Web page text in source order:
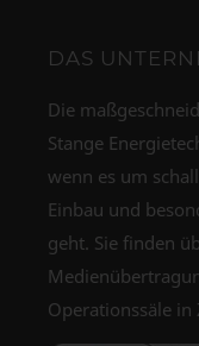
DAS
Die
Stange
wenn es um
Einbau und
geht. Sie finden
Operationssäle